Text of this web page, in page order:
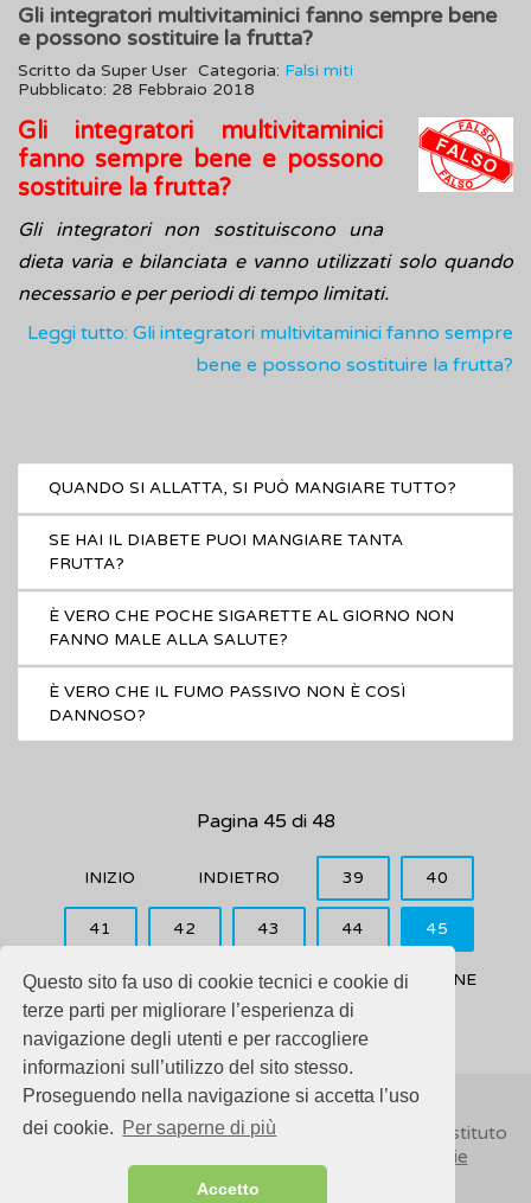
Questo sito fa uso di cookie tecnici e cookie di
terze parti per migliorare l’esperienza di
navigazione degli utenti e per raccogliere
informazioni sull’utilizzo del sito stesso.
Proseguendo nella navigazione si accetta l’uso
dei cookie. Per saperne di più
Accetto
Gli integratori multivitaminici fanno sempre bene
e possono sostituire la frutta?
Scritto da Super User Categoria: Falsi miti
Pubblicato: 28 Febbraio 2018
Gli integratori multivitaminici
fanno sempre bene e possono
sostituire la frutta?
Gli integratori non sostituiscono una
dieta varia e bilanciata e vanno utilizzati solo quando
necessario e per periodi di tempo limitati.
Leggi tutto: Gli integratori multivitaminici fanno sempre
bene e possono sostituire la frutta?
QUANDO SI ALLATTA, SI PUÒ MANGIARE TUTTO?
SE HAI IL DIABETE PUOI MANGIARE TANTA
FRUTTA?
È VERO CHE POCHE SIGARETTE AL GIORNO NON
FANNO MALE ALLA SALUTE?
È VERO CHE IL FUMO PASSIVO NON È COSÌ
DANNOSO?
Pagina 45 di 48
INIZIO INDIETRO 39 40
41 42 43 44 45
46 47 48 AVANTI FINE
© 2018ISSalute - Sito sviluppato e gestito dall’Istituto
Cookie